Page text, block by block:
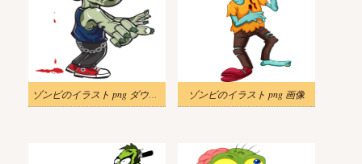
ゾンビのイラスト png ダウンロード ゾンビのイラスト png 画像